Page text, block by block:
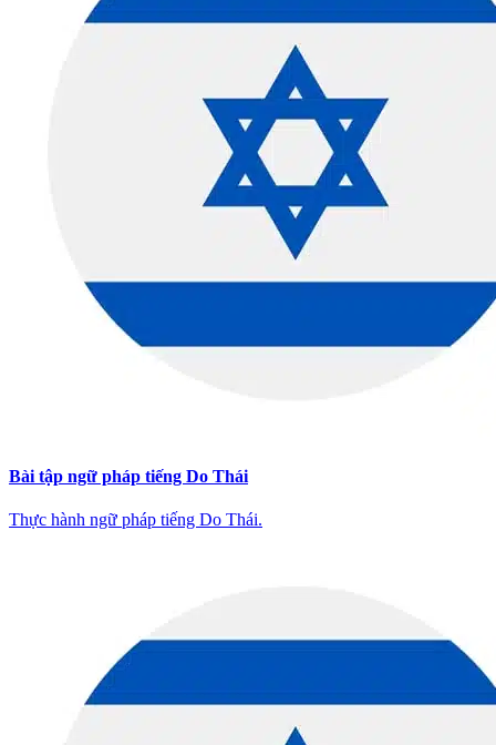
Bài tập ngữ pháp tiếng Do Thái
Thực hành ngữ pháp tiếng Do Thái.